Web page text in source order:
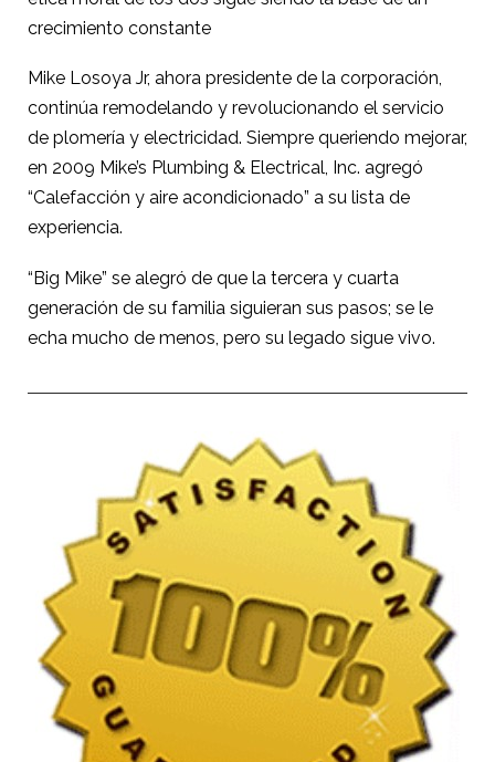
crecimiento constante
Mike Losoya Jr, ahora presidente de la corporación,
continúa remodelando y revolucionando el servicio
de plomería y electricidad. Siempre queriendo mejorar,
en 2009 Mike’s Plumbing & Electrical, Inc. agregó
“Calefacción y aire acondicionado” a su lista de
experiencia.
“Big Mike” se alegró de que la tercera y cuarta
generación de su familia siguieran sus pasos; se le
echa mucho de menos, pero su legado sigue vivo.